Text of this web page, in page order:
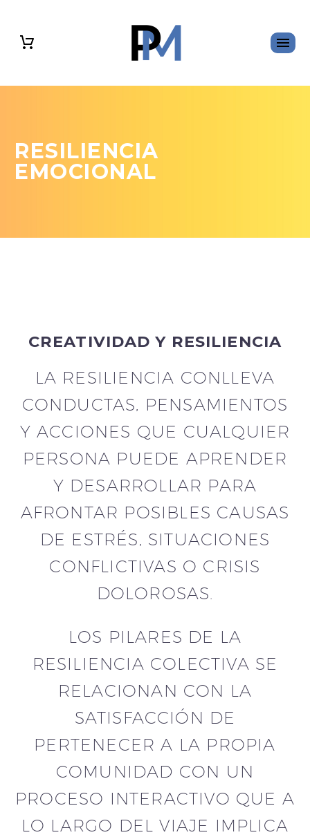
RESILIENCIA
EMOCIONAL
CREATIVIDAD Y RESILIENCIA
LA RESILIENCIA CONLLEVA
CONDUCTAS, PENSAMIENTOS
Y ACCIONES QUE CUALQUIER
PERSONA PUEDE APRENDER
Y DESARROLLAR PARA
AFRONTAR POSIBLES CAUSAS
DE ESTRÉS, SITUACIONES
CONFLICTIVAS O CRISIS
DOLOROSAS.
LOS PILARES DE LA
RESILIENCIA COLECTIVA SE
RELACIONAN CON LA
SATISFACCIÓN DE
PERTENECER A LA PROPIA
COMUNIDAD CON UN
PROCESO INTERACTIVO QUE A
LO LARGO DEL VIAJE IMPLICA